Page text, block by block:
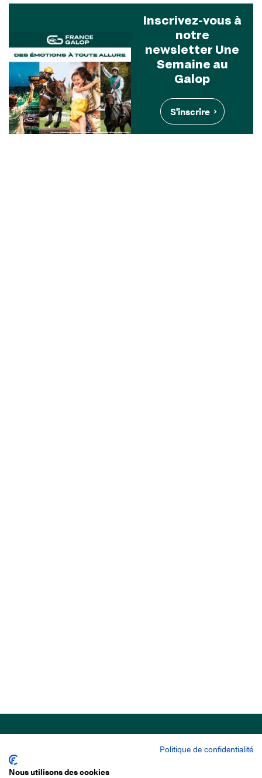
Inscrivez-vous à
notre
newsletter Une
Semaine au
Galop
S'inscrire
Politique de confidentialité
Nous utilisons des cookies